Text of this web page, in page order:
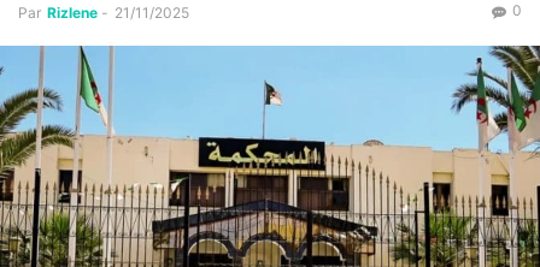
Par Rizlene - 21/11/2025 0